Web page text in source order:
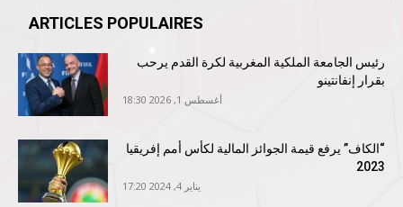
ARTICLES POPULAIRES
رئيس الجامعة الملكية المغربية لكرة القدم يرحب
بقرار إنفانتينو
أغسطس 1, 2026 18:30
“الكاف” يرفع قيمة الجوائز المالية لكأس أمم إفريقيا
2023
يناير 4, 2024 17:20